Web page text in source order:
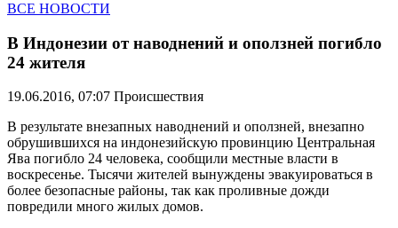
ВСЕ НОВОСТИ
В Индонезии от наводнений и оползней погибло
24 жителя
19.06.2016, 07:07 Происшествия
В результате внезапных наводнений и оползней, внезапно
обрушившихся на индонезийскую провинцию Центральная
Ява погибло 24 человека, сообщили местные власти в
воскресенье. Тысячи жителей вынуждены эвакуироваться в
более безопасные районы, так как проливные дожди
повредили много жилых домов.